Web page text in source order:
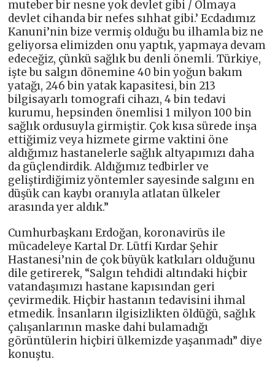
muteber bir nesne yok devlet gibi / Olmaya
devlet cihanda bir nefes sıhhat gibi.’ Ecdadımız
Kanuni’nin bize vermiş olduğu bu ilhamla biz ne
geliyorsa elimizden onu yaptık, yapmaya devam
edeceğiz, çünkü sağlık bu denli önemli. Türkiye,
işte bu salgın dönemine 40 bin yoğun bakım
yatağı, 246 bin yatak kapasitesi, bin 213
bilgisayarlı tomografi cihazı, 4 bin tedavi
kurumu, hepsinden önemlisi 1 milyon 100 bin
sağlık ordusuyla girmiştir. Çok kısa sürede inşa
ettiğimiz veya hizmete girme vaktini öne
aldığımız hastanelerle sağlık altyapımızı daha
da güçlendirdik. Aldığımız tedbirler ve
geliştirdiğimiz yöntemler sayesinde salgını en
düşük can kaybı oranıyla atlatan ülkeler
arasında yer aldık.”
Cumhurbaşkanı Erdoğan, koronavirüs ile
mücadeleye Kartal Dr. Lütfi Kırdar Şehir
Hastanesi’nin de çok büyük katkıları olduğunu
dile getirerek, “Salgın tehdidi altındaki hiçbir
vatandaşımızı hastane kapısından geri
çevirmedik. Hiçbir hastanın tedavisini ihmal
etmedik. İnsanların ilgisizlikten öldüğü, sağlık
çalışanlarının maske dahi bulamadığı
görüntülerin hiçbiri ülkemizde yaşanmadı” diye
konuştu.